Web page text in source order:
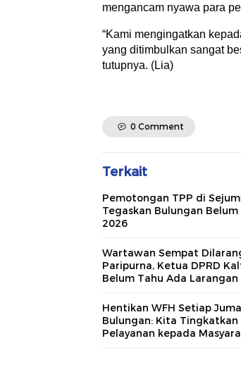
mengancam nyawa para
“Kami mengingatkan
yang ditimbulkan sangat
tutupnya. (Lia)
0 Comment
Terkait
Pemotongan TPP di
Tegaskan Bulungan
2026
Wartawan Sempat
Paripurna, Ketua DPRD
Belum Tahu Ada Larangan
Hentikan WFH Setiap
Bulungan: Kita Tingkatkan Efektivitas
Pelayanan kepada